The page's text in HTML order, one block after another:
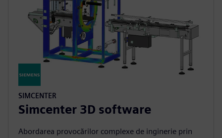
SIMCENTER
Simcenter 3D software
Abordarea provocărilor complexe de inginerie prin